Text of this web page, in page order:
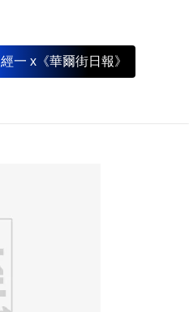
經一 x《華爾街日報》